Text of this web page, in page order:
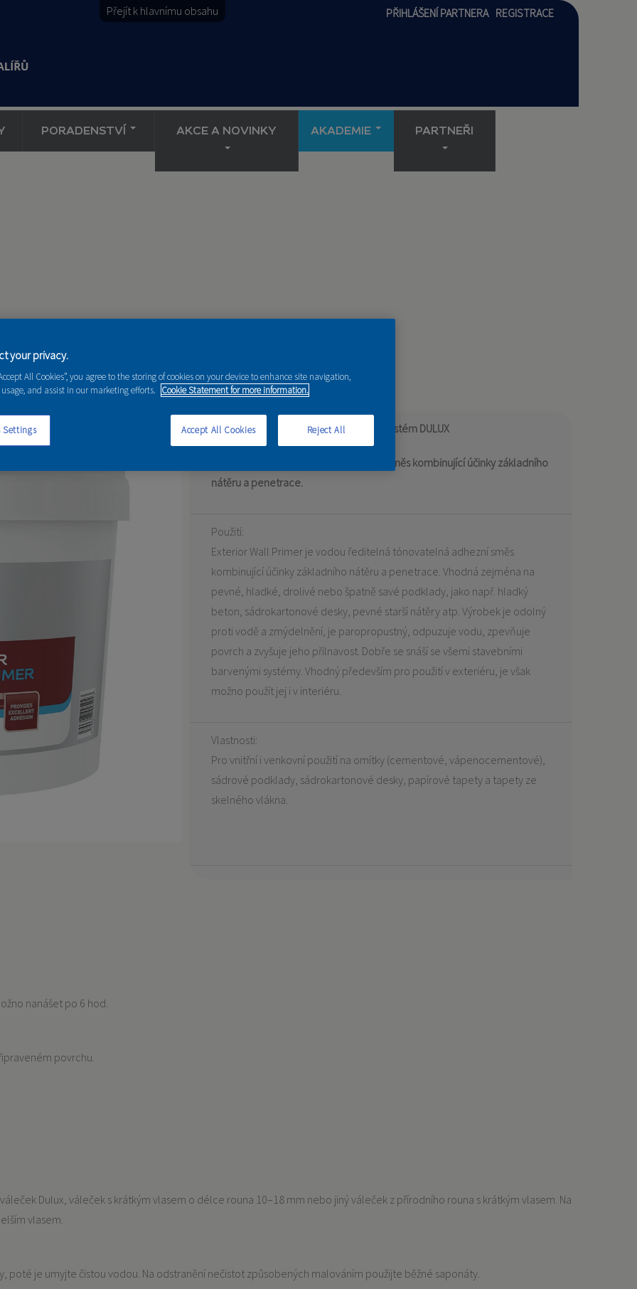
Přejít k hlavnímu obsahu PŘIHLÁŠENÍ PARTNERA REGISTRACE
PORADENSTVÍ AKCE A NOVINKY AKADEMIE PARTNEŘI
Penetrační nátěr určený pro tónovací systém DULUX
Vodou ředitelná tónovatelná adhezní směs kombinující účinky základního
nátěru a penetrace.
Použití:
Exterior Wall Primer je vodou ředitelná tónovatelná adhezní směs
kombinující účinky základního nátěru a penetrace. Vhodná zejména na
pevné, hladké, drolivé nebo špatně savé podklady, jako např. hladký
beton, sádrokartonové desky, pevné starší nátěry atp. Výrobek je odolný
proti vodě a zmýdelnění, je paropropustný, odpuzuje vodu, zpevňuje
povrch a zvyšuje jeho přilnavost. Dobře se snáší se všemi stavebními
barvenými systémy. Vhodný především pro použití v exteriéru, je však
možno použít jej i v interiéru.
Vlastnosti:
Pro vnitřní i venkovní použití na omítky (cementové, vápenocementové),
sádrové podklady, sádrokartonové desky, papírové tapety a tapety ze
skelného vlákna.
nanášet po 6 hod.
povrchu.
Dulux, váleček s krátkým vlasem o délce rouna 10–18 mm nebo jiný váleček z přírodního rouna s krátkým vlasem. Na
vlasem.
poté je umyjte čistou vodou. Na odstranění nečistot způsobených malováním použijte běžné saponáty.
your privacy.
All Cookies”, you agree to the storing of cookies on your device to enhance site navigation,
and assist in our marketing efforts. Cookie Statement for more information.
Settings Reject All
Accept All Cookies